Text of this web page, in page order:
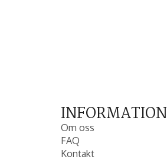
INFORMATION
Om oss
FAQ
Kontakt